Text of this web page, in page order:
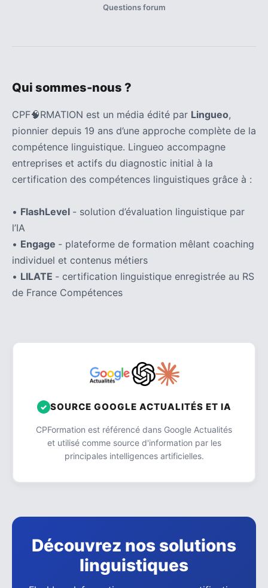
Questions forum
Qui sommes-nous ?
CPF🧠RMATION est un média édité par Lingueo,
pionnier depuis 19 ans d’une approche complète de la
compétence linguistique. Lingueo accompagne
entreprises et actifs du diagnostic initial à la
certification des compétences linguistiques grâce à :
• FlashLevel - solution d’évaluation linguistique par
l’IA
• Engage - plateforme de formation mêlant coaching
individuel et contenus métiers
• LILATE - certification linguistique enregistrée au RS
de France Compétences
SOURCE GOOGLE ACTUALITÉS ET IA
CPFormation est référencé dans Google Actualités
et utilisé comme source d'information par les
principales intelligences artificielles.
Découvrez nos solutions
linguistiques